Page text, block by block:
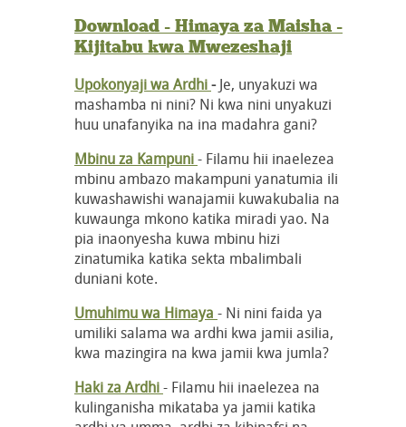
Download - Himaya za Maisha -
Kijitabu kwa Mwezeshaji
Upokonyaji wa Ardhi-Je, unyakuzi wa
mashamba ni nini? Ni kwa nini unyakuzi
huu unafanyika na ina madahra gani?
Mbinu za Kampuni- Filamu hii inaelezea
mbinu ambazo makampuni yanatumia ili
kuwashawishi wanajamii kuwakubalia na
kuwaunga mkono katika miradi yao. Na
pia inaonyesha kuwa mbinu hizi
zinatumika katika sekta mbalimbali
duniani kote.
Umuhimu wa Himaya - Ni nini faida ya
umiliki salama wa ardhi kwa jamii asilia,
kwa mazingira na kwa jamii kwa jumla?
Haki za Ardhi- Filamu hii inaelezea na
kulinganisha mikataba ya jamii katika